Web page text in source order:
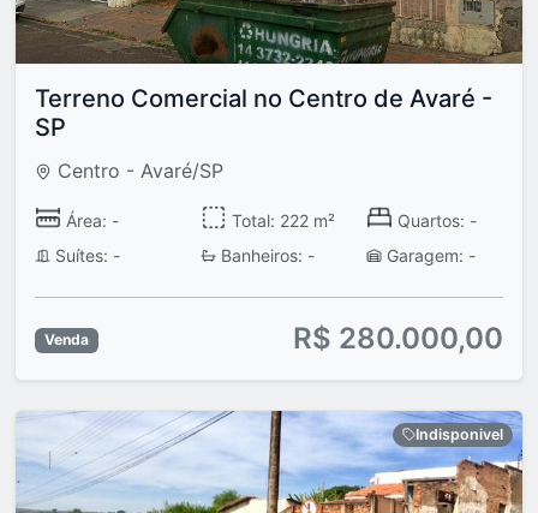
Terreno Comercial no Centro de Avaré -
SP
Centro - Avaré/SP
Área: - Total: 222 m²
Quartos: -
Suítes: -
Banheiros: - Garagem: -
Venda R$ 280.000,00
Indisponivel